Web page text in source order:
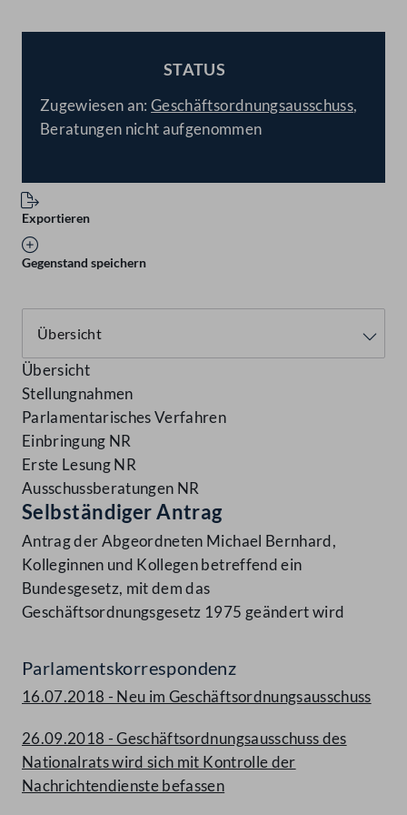
STATUS
Zugewiesen an:Geschäftsordnungsausschuss,
Beratungen nicht aufgenommen
Exportieren
Gegenstand speichern
Übersicht
Stellungnahmen
Parlamentarisches Verfahren
Einbringung NR
Erste Lesung NR
Ausschussberatungen NR
Selbständiger Antrag
Antrag der Abgeordneten Michael Bernhard,
Kolleginnen und Kollegen betreffend ein
Bundesgesetz, mit dem das
Geschäftsordnungsgesetz 1975 geändert wird
Parlamentskorrespondenz
16.07.2018 - Neu im Geschäftsordnungsausschuss
26.09.2018 - Geschäftsordnungsausschuss des
Nationalrats wird sich mit Kontrolle der
Nachrichtendienste befassen